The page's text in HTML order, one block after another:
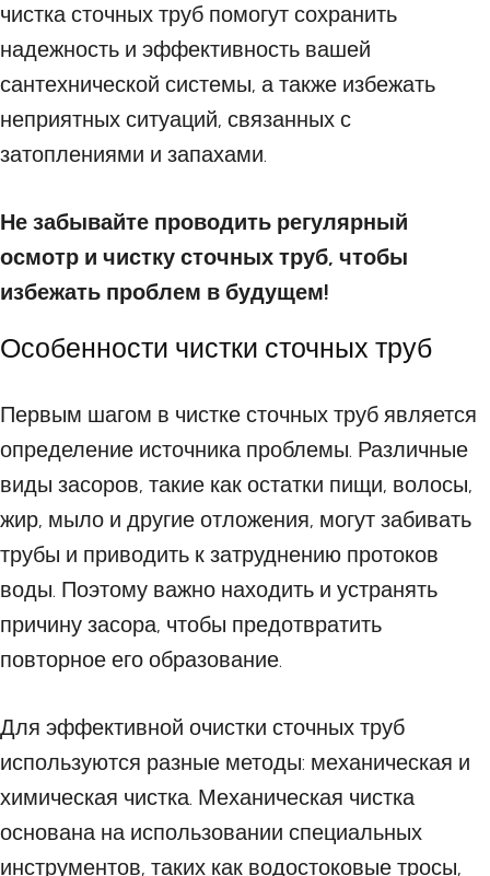
чистка сточных труб помогут сохранить
надежность и эффективность вашей
сантехнической системы, а также избежать
неприятных ситуаций, связанных с
затоплениями и запахами.
Не забывайте проводить регулярный
осмотр и чистку сточных труб, чтобы
избежать проблем в будущем!
Особенности чистки сточных труб
Первым шагом в чистке сточных труб является
определение источника проблемы. Различные
виды засоров, такие как остатки пищи, волосы,
жир, мыло и другие отложения, могут забивать
трубы и приводить к затруднению протоков
воды. Поэтому важно находить и устранять
причину засора, чтобы предотвратить
повторное его образование.
Для эффективной очистки сточных труб
используются разные методы: механическая и
химическая чистка. Механическая чистка
основана на использовании специальных
инструментов, таких как водостоковые тросы,